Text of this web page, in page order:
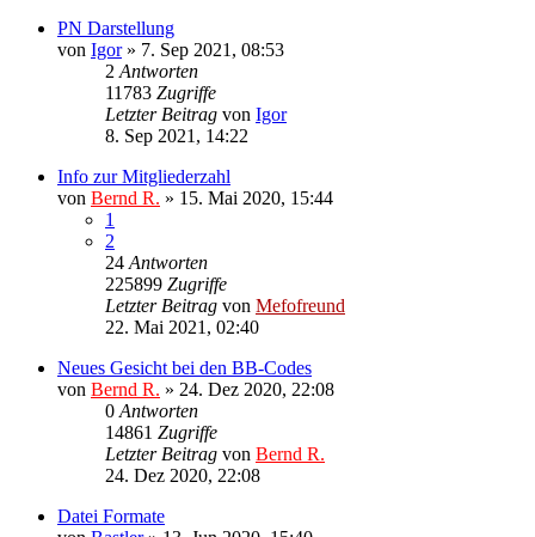
PN Darstellung
von Igor» 7. Sep 2021, 08:53
2 Antworten
11783 Zugriffe
Letzter Beitrag von Igor
8. Sep 2021, 14:22
Info zur Mitgliederzahl
von Bernd R. » 15. Mai 2020, 15:44
1
2
24 Antworten
225899 Zugriffe
Letzter Beitrag von Mefofreund
22. Mai 2021, 02:40
Neues Gesicht bei den BB-Codes
von Bernd R. » 24. Dez 2020, 22:08
0 Antworten
14861 Zugriffe
Letzter Beitrag von Bernd R.
24. Dez 2020, 22:08
Datei Formate